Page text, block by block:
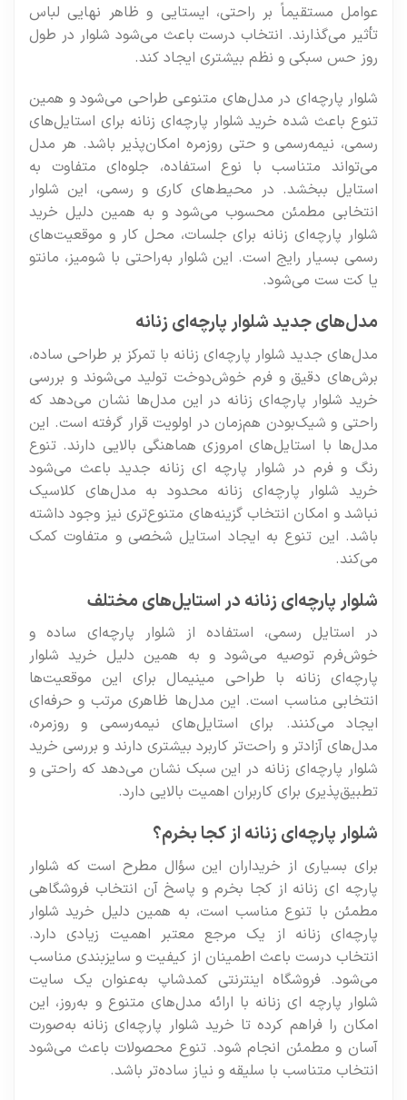
عوامل مستقیماً بر راحتی، ایستایی و ظاهر نهایی لباس
تأثیر می‌گذارند. انتخاب درست باعث می‌شود شلوار در طول
روز حس سبکی و نظم بیشتری ایجاد کند.
شلوار پارچه‌ای در مدل‌های متنوعی طراحی می‌شود و همین
تنوع باعث شده خرید شلوار پارچه‌ای زنانه برای استایل‌های
رسمی، نیمه‌رسمی و حتی روزمره امکان‌پذیر باشد. هر مدل
می‌تواند متناسب با نوع استفاده، جلوه‌ای متفاوت به
استایل ببخشد. در محیط‌های کاری و رسمی، این شلوار
انتخابی مطمئن محسوب می‌شود و به همین دلیل خرید
شلوار پارچه‌ای زنانه برای جلسات، محل کار و موقعیت‌های
رسمی بسیار رایج است. این شلوار به‌راحتی با شومیز، مانتو
یا کت ست می‌شود.
مدل‌های جدید شلوار پارچه‌ای زنانه
مدل‌های جدید شلوار پارچه‌ای زنانه با تمرکز بر طراحی ساده،
برش‌های دقیق و فرم خوش‌دوخت تولید می‌شوند و بررسی
خرید شلوار پارچه‌ای زنانه در این مدل‌ها نشان می‌دهد که
راحتی و شیک‌بودن هم‌زمان در اولویت قرار گرفته است. این
مدل‌ها با استایل‌های امروزی هماهنگی بالایی دارند. تنوع
رنگ و فرم در شلوار پارچه ای زنانه جدید باعث می‌شود
خرید شلوار پارچه‌ای زنانه محدود به مدل‌های کلاسیک
نباشد و امکان انتخاب گزینه‌های متنوع‌تری نیز وجود داشته
باشد. این تنوع به ایجاد استایل شخصی و متفاوت کمک
می‌کند.
شلوار پارچه‌ای زنانه در استایل‌های مختلف
در استایل رسمی، استفاده از شلوار پارچه‌ای ساده و
خوش‌فرم توصیه می‌شود و به همین دلیل خرید شلوار
پارچه‌ای زنانه با طراحی مینیمال برای این موقعیت‌ها
انتخابی مناسب است. این مدل‌ها ظاهری مرتب و حرفه‌ای
ایجاد می‌کنند. برای استایل‌های نیمه‌رسمی و روزمره،
مدل‌های آزادتر و راحت‌تر کاربرد بیشتری دارند و بررسی خرید
شلوار پارچه‌ای زنانه در این سبک نشان می‌دهد که راحتی و
تطبیق‌پذیری برای کاربران اهمیت بالایی دارد.
شلوار پارچه‌ای زنانه از کجا بخرم؟
برای بسیاری از خریداران این سؤال مطرح است که شلوار
پارچه ای زنانه از کجا بخرم و پاسخ آن انتخاب فروشگاهی
مطمئن با تنوع مناسب است، به همین دلیل خرید شلوار
پارچه‌ای زنانه از یک مرجع معتبر اهمیت زیادی دارد.
انتخاب درست باعث اطمینان از کیفیت و سایزبندی مناسب
می‌شود. فروشگاه اینترنتی کمدشاپ به‌عنوان یک سایت
شلوار پارچه ای زنانه با ارائه مدل‌های متنوع و به‌روز، این
امکان را فراهم کرده تا خرید شلوار پارچه‌ای زنانه به‌صورت
آسان و مطمئن انجام شود. تنوع محصولات باعث می‌شود
انتخاب متناسب با سلیقه و نیاز ساده‌تر باشد.